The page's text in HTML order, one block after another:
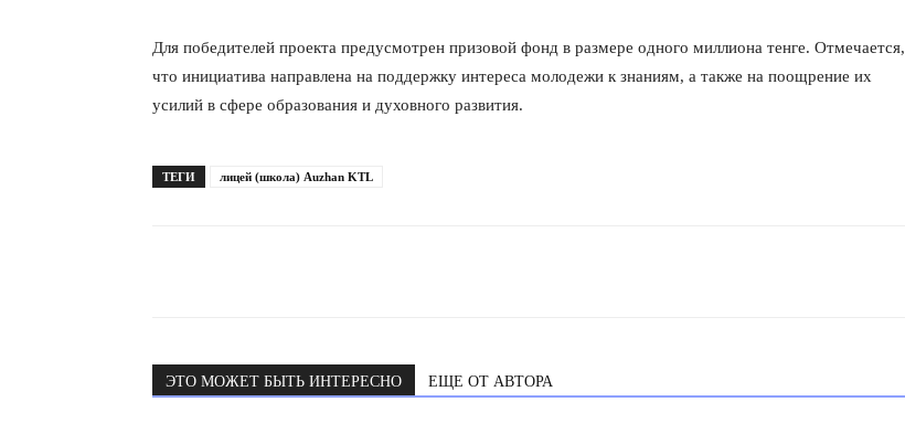
Для победителей проекта предусмотрен призовой фонд в размере одного миллиона тенге. Отмечается,
что инициатива направлена на поддержку интереса молодежи к знаниям, а также на поощрение их
усилий в сфере образования и духовного развития.
ТЕГИ лицей (школа) Auzhan KTL
ЭТО МОЖЕТ БЫТЬ ИНТЕРЕСНО ЕЩЕ ОТ АВТОРА